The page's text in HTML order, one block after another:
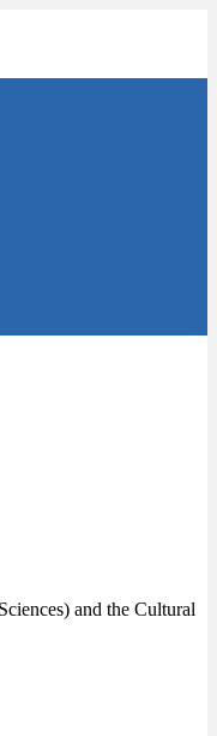
and the Cultural